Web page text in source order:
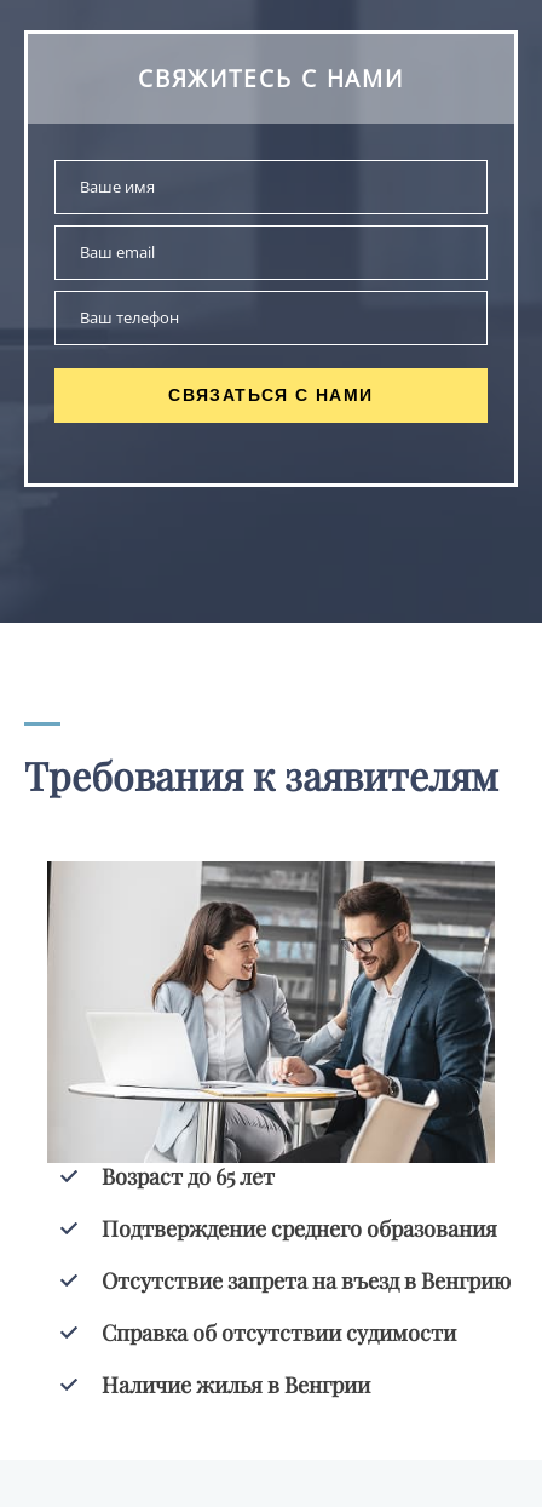
СВЯЖИТЕСЬ С НАМИ
СВЯЗАТЬСЯ С НАМИ
Требования к заявителям
Возраст до 65 лет
Подтверждение среднего образования
Отсутствие запрета на въезд в Венгрию
Справка об отсутствии судимости
Наличие жилья в Венгрии